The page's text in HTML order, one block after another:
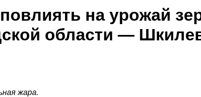
на урожай
области —
жара.